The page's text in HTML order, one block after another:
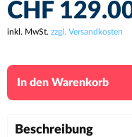
CHF
inkl. MwSt. zzgl. Versandkosten
In den Warenkorb
Beschreibung